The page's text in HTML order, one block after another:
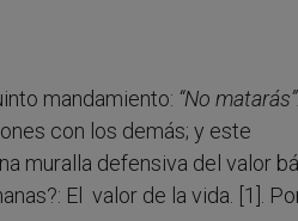
mandamiento: “No matarás”.
con los demás; y este
muralla defensiva del valor
El valor de la vida. [1].